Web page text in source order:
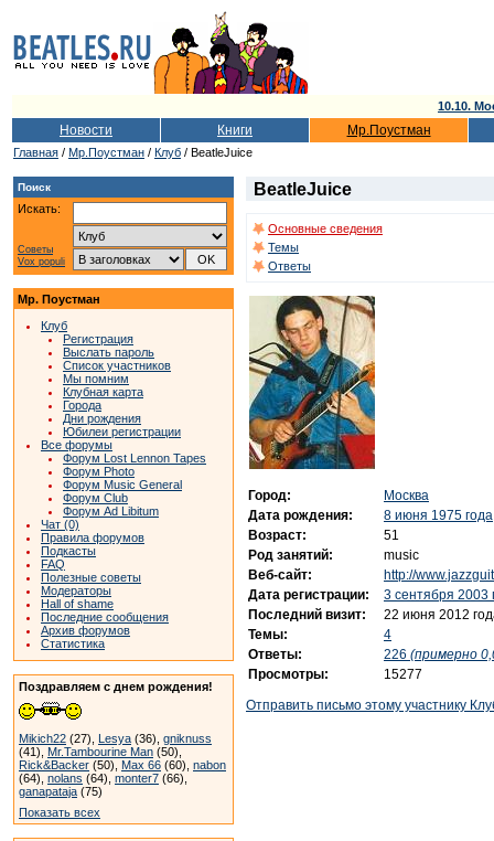
10.10.
Новости Книги Мр.Поустман
Главная / Мр.Поустман / Клуб / BeatleJuice
Поиск
Искать:
Советы
Vox populi
Мр. Поустман
Клуб
Регистрация
Выслать пароль
Список участников
Мы помним
Клубная карта
Города
Дни рождения
Юбилеи регистрации
Все форумы
Форум Lost Lennon Tapes
Форум Photo
Форум Music General
Форум Club
Форум Ad Libitum
Чат (0)
Правила форумов
Подкасты
FAQ
Полезные советы
Модераторы
Hall of shame
Последние сообщения
Архив форумов
Статистика
Поздравляем с днем рождения!
Mikich22 (27), Lesya (36), gniknuss
(41), Mr.Tambourine Man (50),
Rick&Backer (50), Max 66 (60), nabon
(64), nolans (64), monter7 (66),
ganapataja (75)
Показать всех
BeatleJuice
Основные сведения
Темы
Ответы
Город:
Москва
Дата рождения:
8 июня 1975 года
Возраст:
51
Род занятий:
music
Веб-сайт:
http://
Дата регистрации:
3 сентября 2003
Последний визит:
22 июня 2012
Темы:
4
Ответы:
226 (примерно
Просмотры:
15277
Отправить письмо этому участнику